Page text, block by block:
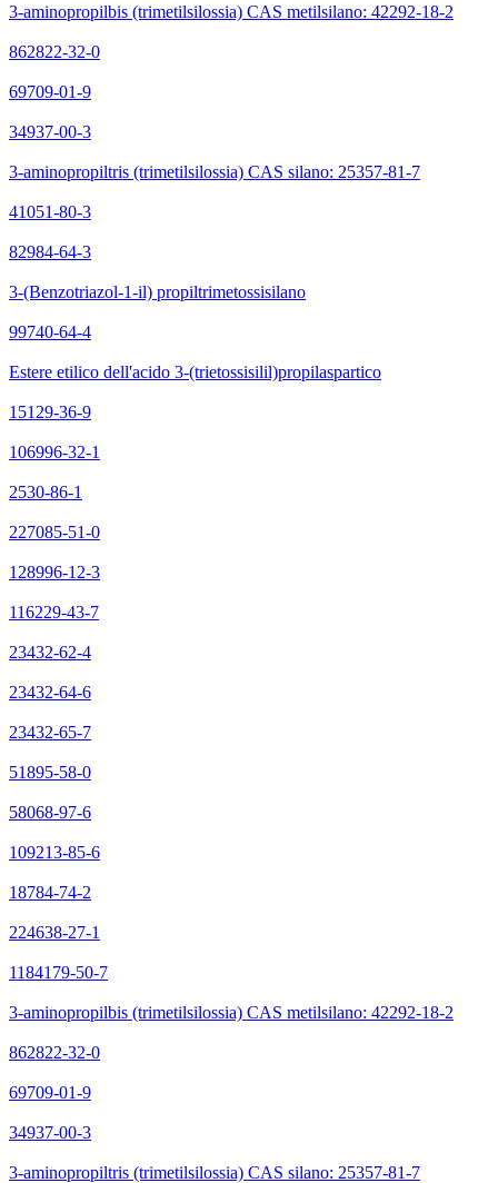
3-aminopropilbis (trimetilsilossia) CAS metilsilano: 42292-18-2
862822-32-0
69709-01-9
34937-00-3
3-aminopropiltris (trimetilsilossia) CAS silano: 25357-81-7
41051-80-3
82984-64-3
3-(Benzotriazol-1-il) propiltrimetossisilano
99740-64-4
Estere etilico dell'acido 3-(trietossisilil)propilaspartico
15129-36-9
106996-32-1
2530-86-1
227085-51-0
128996-12-3
116229-43-7
23432-62-4
23432-64-6
23432-65-7
51895-58-0
58068-97-6
109213-85-6
18784-74-2
224638-27-1
1184179-50-7
3-aminopropilbis (trimetilsilossia) CAS metilsilano: 42292-18-2
862822-32-0
69709-01-9
34937-00-3
3-aminopropiltris (trimetilsilossia) CAS silano: 25357-81-7